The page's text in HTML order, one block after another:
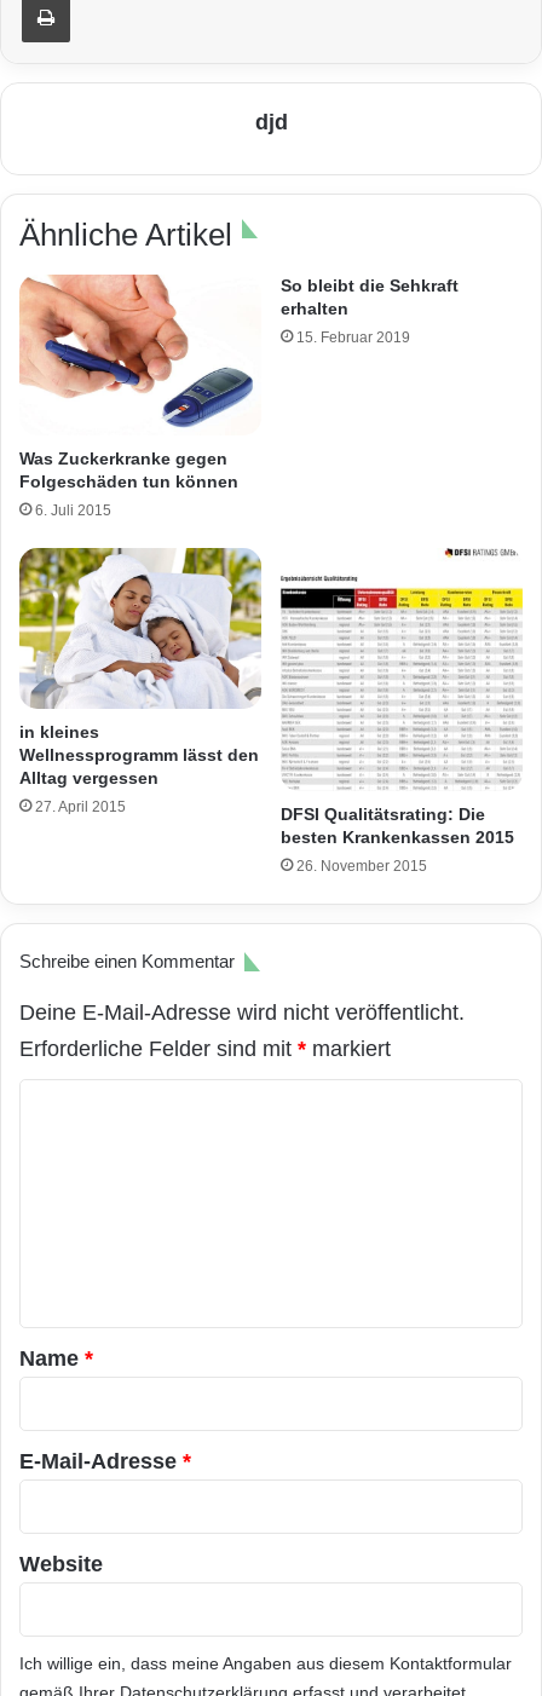
djd
Ähnliche Artikel
Was Zuckerkranke gegen
Folgeschäden tun können
6. Juli 2015
So bleibt die Sehkraft
erhalten
15. Februar 2019
in kleines
Wellnessprogramm lässt den
Alltag vergessen
27. April 2015
DFSI Qualitätsrating: Die
besten Krankenkassen 2015
26. November 2015
Schreibe einen Kommentar
Deine E-Mail-Adresse wird nicht veröffentlicht.
Erforderliche Felder sind mit * markiert
a
r
*
Name *
E-Mail-Adresse *
Website
Ich willige ein, dass meine Angaben aus diesem Kontaktformular